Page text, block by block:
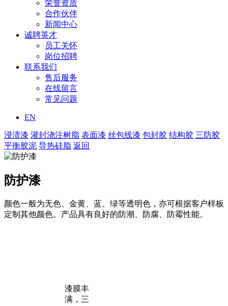
荣誉资质
合作伙伴
新闻中心
诚聘英才
员工关怀
岗位招聘
联系我们
售后服务
在线留言
常见问题
EN
浸渍漆 灌封浇注树脂 表面漆 丝包线漆 包封胶 结构胶 三防胶
平衡胶泥 导热硅脂 返回
防护漆
颜色一般为无色、金黄、蓝、绿等透明色，亦可根据客户样板
定制其他颜色。产品具有良好的防潮、防腐、防霉性能。
漆膜丰
满，三